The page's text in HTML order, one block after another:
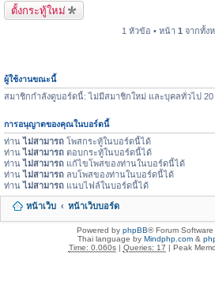
ตั้งกระทู้ใหม่
1 หัวข้อ • หน้า 1 จากทั้ง
ผู้ใช้งานขณะนี้
สมาชิกกำลังดูบอร์ดนี้: ไม่มีสมาชิกใหม่ และบุคลทั่วไป 20
การอนุญาตของคุณในบอร์ดนี้
ท่านไม่สามารถ โพสกระทู้ในบอร์ดนี้ได้
ท่านไม่สามารถ ตอบกระทู้ในบอร์ดนี้ได้
ท่านไม่สามารถ แก้ไขโพสของท่านในบอร์ดนี้ได้
ท่านไม่สามารถ ลบโพสของท่านในบอร์ดนี้ได้
ท่านไม่สามารถ แนบไฟล์ในบอร์ดนี้ได้
หน้าเว็บ หน้าเว็บบอร์ด
Powered by phpBB® Forum
Thai language by Mindphp.com&
Time: 0.060s| Queries: 17 | Peak